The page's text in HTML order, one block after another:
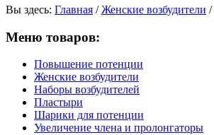
Вы здесь: Главная /Женские возбудители /
Меню товаров:
Повышение потенции
Женские возбудители
Наборы возбудителей
Пластыри
Шарики для потенции
Увеличение члена и пролонгаторы